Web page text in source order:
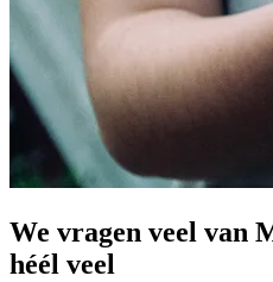
We vragen veel van
héél veel